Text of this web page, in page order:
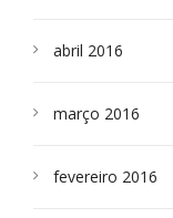
abril 2016
março 2016
fevereiro 2016